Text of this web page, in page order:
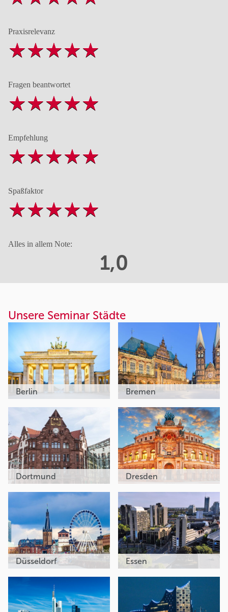
Praxisrelevanz
Fragen beantwortet
Empfehlung
Spaßfaktor
Alles in allem Note:
1,0
Unsere Seminar Städte
Berlin Bremen
Dortmund Dresden
Düsseldorf Essen